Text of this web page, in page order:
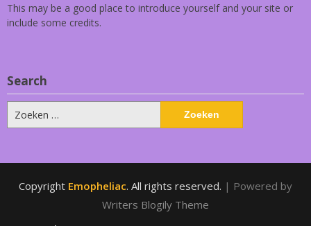
This may be a good place to introduce yourself and your site or
include some credits.
Search
naar:
Copyright Emopheliac. All rights reserved. | Powered by
Writers Blogily Theme